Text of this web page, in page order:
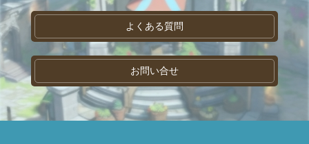
よくある質問
お問い合せ